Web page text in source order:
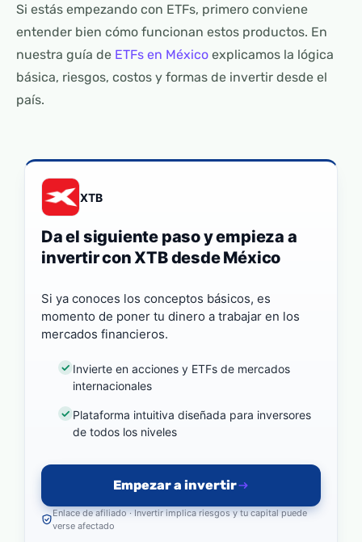
Si estás empezando con ETFs, primero conviene
entender bien cómo funcionan estos productos. En
nuestra guía de ETFs en México explicamos la lógica
básica, riesgos, costos y formas de invertir desde el
país.
XTB
Da el siguiente paso y empieza a
invertir con XTB desde México
Si ya conoces los conceptos básicos, es
momento de poner tu dinero a trabajar en los
mercados financieros.
Invierte en acciones y ETFs de mercados
internacionales
Plataforma intuitiva diseñada para inversores
de todos los niveles
Empezar a invertir
Enlace de afiliado · Invertir implica riesgos y tu capital puede
verse afectado